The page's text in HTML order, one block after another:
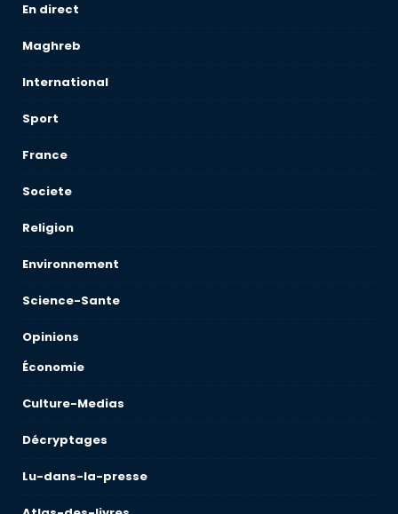
En direct
Maghreb
International
Sport
France
Societe
Religion
Environnement
Science-Sante
Opinions
Économie
Culture-Medias
Décryptages
Lu-dans-la-presse